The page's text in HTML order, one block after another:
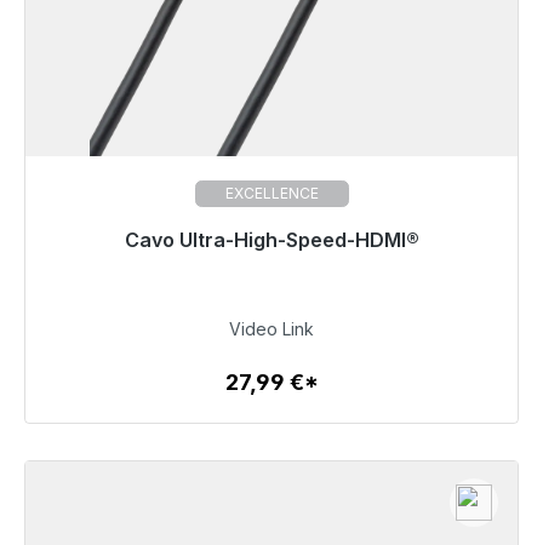
EXCELLENCE
Cavo Ultra-High-Speed-HDMI®
Dettagli
Video Link
27,99 €*